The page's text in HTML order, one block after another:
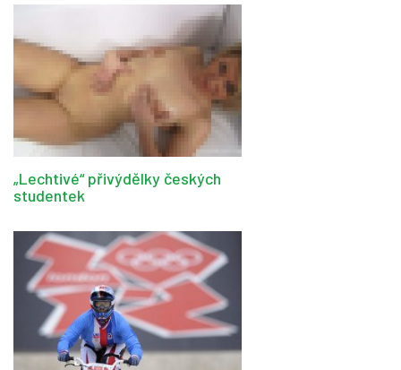
„Lechtivé“ přivýdělky českých
studentek